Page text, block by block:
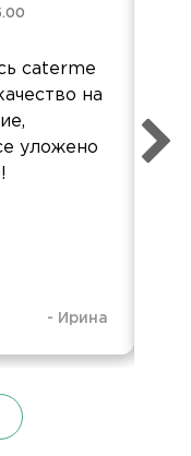
caterme
на
уложено
- Ирина